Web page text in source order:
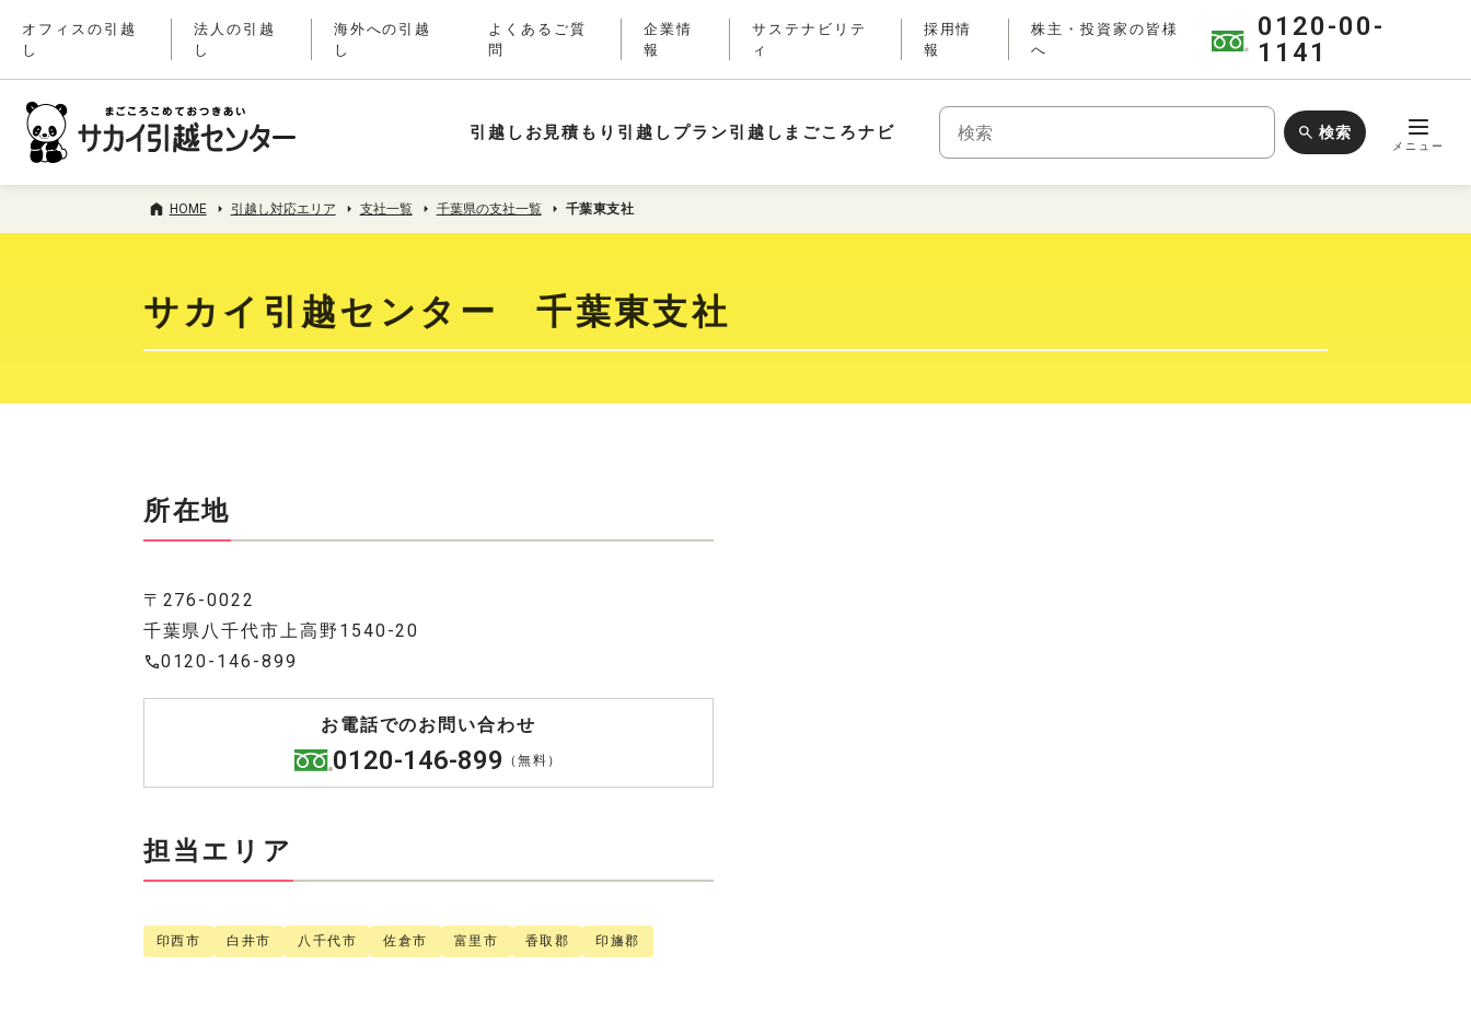
オフィスの引越
し
法人の引越
し
海外への引越
し
よくあるご質
問
企業情
報
サステナビリテ
ィ
採用情
報
株主・投資家の皆様
へ
0120-00-
1141
引越しお見積もり 引越しプラン引越しまごころナビ
キーワードで検索
検索
メニュー
HOME 引越し対応エリア 支社一覧 千葉県の支社一覧 千葉東支社
サカイ引越センター 千葉東支社
所在地
〒276-0022
千葉県八千代市上高野1540-20
0120-146-899
お電話でのお問い合わせ
0120-146-899 （無料）
担当エリア
印西市 白井市 八千代市 佐倉市 富里市 香取郡 印旛郡